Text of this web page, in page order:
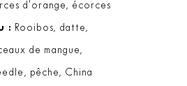
d'orange, écorces
: Rooibos, datte,
de mangue,
pêche, China